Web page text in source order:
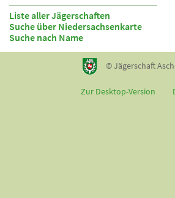
Liste aller Jägerschaften
Suche über Niedersachsenkarte
Suche nach Name
© Jägerschaft
Zur Desktop-Version